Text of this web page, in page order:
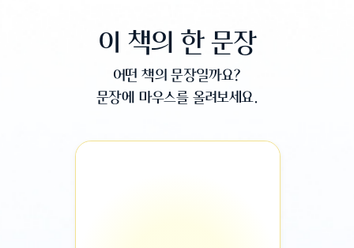
이 책의 한 문장
어떤 책의 문장일까요?
문장에 마우스를 올려보세요.